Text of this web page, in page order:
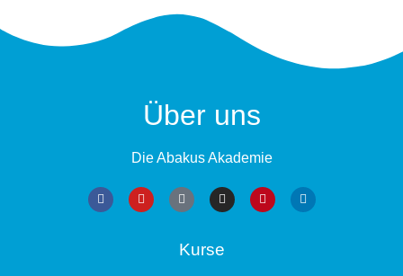
Über uns
Die Abakus Akademie
Kurse